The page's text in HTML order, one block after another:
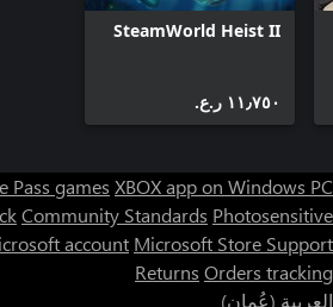
SteamWorld Heist II
١١٫٧٥٠ ر.ع.‏
Pass games XBOX app on Windows PC
Community Standards Photosensitive
account Microsoft Store Support
Returns Orders tracking
العربية (عُمان)